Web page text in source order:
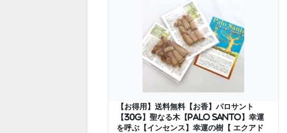
【お得用】送料無料【お香】パロサント
【30g】聖なる木【Palo Santo】幸運
を呼ぶ【インセンス】幸運の樹【 エクアド